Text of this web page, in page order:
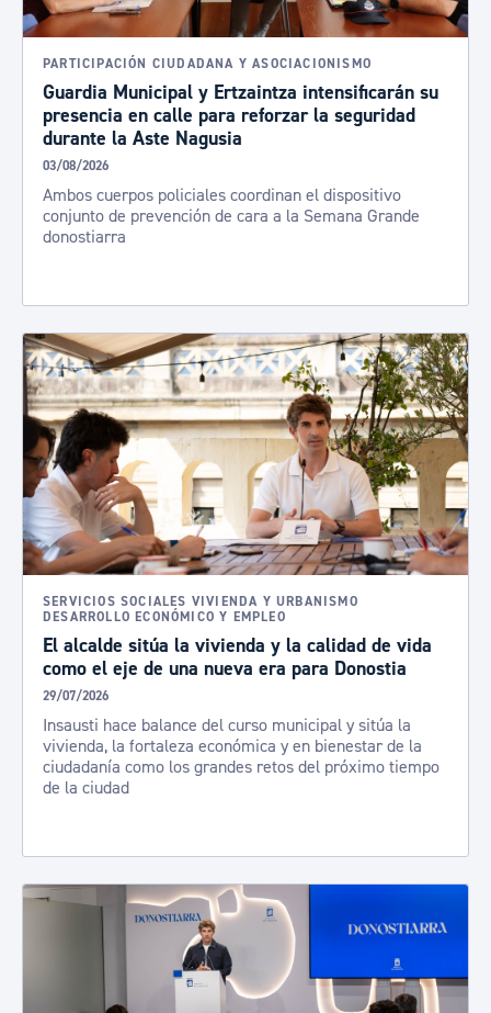
PARTICIPACIÓN CIUDADANA Y ASOCIACIONISMO
Guardia Municipal y Ertzaintza intensificarán su
presencia en calle para reforzar la seguridad
durante la Aste Nagusia
03/08/2026
Ambos cuerpos policiales coordinan el dispositivo
conjunto de prevención de cara a la Semana Grande
donostiarra
SERVICIOS SOCIALES VIVIENDA Y URBANISMO
DESARROLLO ECONÓMICO Y EMPLEO
El alcalde sitúa la vivienda y la calidad de vida
como el eje de una nueva era para Donostia
29/07/2026
Insausti hace balance del curso municipal y sitúa la
vivienda, la fortaleza económica y en bienestar de la
ciudadanía como los grandes retos del próximo tiempo
de la ciudad